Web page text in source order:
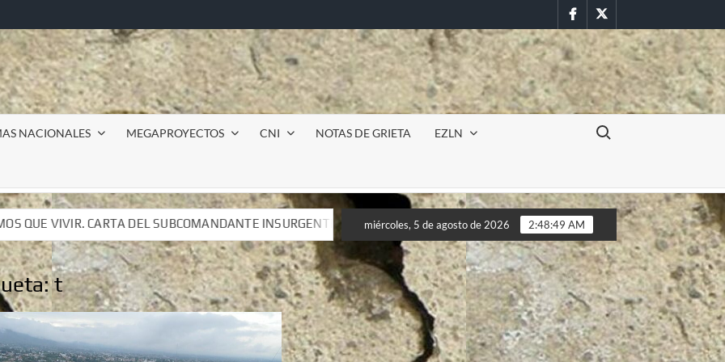
FacebookTwitter
NACIONALES MEGAPROYECTOS CNI NOTAS DE GRIETA EZLN
Buscar:
INSURGENTE MOISÉS A LUIS DE TAVIRA
Incursión militar en la UAEM (Morelos) durante paro
INSURGENTE MOISÉS A LUIS DE TAVIRA
Incursión militar en la UAEM (Morelos) durante paro
miércoles, 5 de agosto de 2026 2:48:51 AM
t